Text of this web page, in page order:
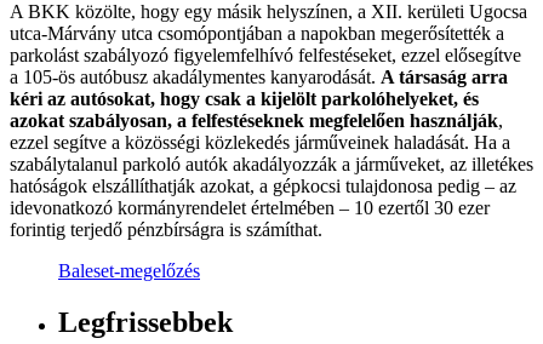
A BKK közölte, hogy egy másik helyszínen, a XII. kerületi Ugocsa
utca-Márvány utca csomópontjában a napokban megerősítették a
parkolást szabályozó figyelemfelhívó felfestéseket, ezzel elősegítve
a 105-ös autóbusz akadálymentes kanyarodását. A társaság arra
kéri az autósokat, hogy csak a kijelölt parkolóhelyeket, és
azokat szabályosan, a felfestéseknek megfelelően használják,
ezzel segítve a közösségi közlekedés járműveinek haladását. Ha a
szabálytalanul parkoló autók akadályozzák a járműveket, az illetékes
hatóságok elszállíthatják azokat, a gépkocsi tulajdonosa pedig – az
idevonatkozó kormányrendelet értelmében – 10 ezertől 30 ezer
forintig terjedő pénzbírságra is számíthat.
Baleset-megelőzés
Legfrissebbek